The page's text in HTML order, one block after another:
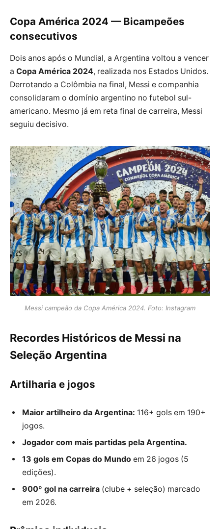
Copa América 2024 — Bicampeões
consecutivos
Dois anos após o Mundial, a Argentina voltou a vencer
a Copa América 2024, realizada nos Estados Unidos.
Derrotando a Colômbia na final, Messi e companhia
consolidaram o domínio argentino no futebol sul-
americano. Mesmo já em reta final de carreira, Messi
seguiu decisivo.
Messi campeão da Copa América 2024. Foto: Instagram
Recordes Históricos de Messi na
Seleção Argentina
Artilharia e jogos
Maior artilheiro da Argentina: 116+ gols em 190+
jogos.
Jogador com mais partidas pela Argentina.
13 gols em Copas do Mundo em 26 jogos (5
edições).
900º gol na carreira (clube + seleção) marcado
em 2026.